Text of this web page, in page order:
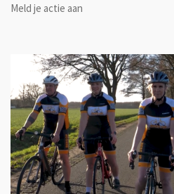
Meld je actie aan